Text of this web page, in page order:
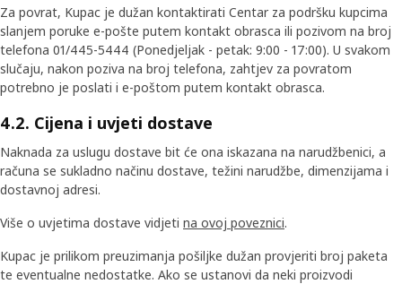
Za povrat, Kupac je dužan kontaktirati Centar za podršku kupcima
slanjem poruke e-pošte putem kontakt obrasca ili pozivom na broj
telefona 01/445-5444 (Ponedjeljak - petak: 9:00 - 17:00). U svakom
slučaju, nakon poziva na broj telefona, zahtjev za povratom
potrebno je poslati i e-poštom putem kontakt obrasca.
4.2. Cijena i uvjeti dostave
Naknada za uslugu dostave bit će ona iskazana na narudžbenici, a
računa se sukladno načinu dostave, težini narudžbe, dimenzijama i
dostavnoj adresi.
Više o uvjetima dostave vidjeti na ovoj poveznici.
Kupac je prilikom preuzimanja pošiljke dužan provjeriti broj paketa
te eventualne nedostatke. Ako se ustanovi da neki proizvodi